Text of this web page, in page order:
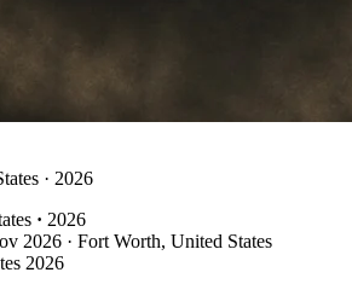
· 2026
· 2026
2026 · Fort Worth, United States
2026